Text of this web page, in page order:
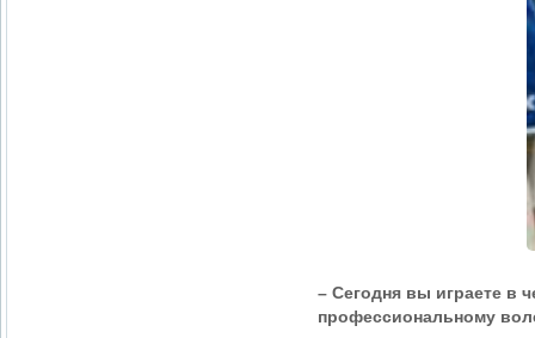
– Сегодня вы играете в
профессиональному